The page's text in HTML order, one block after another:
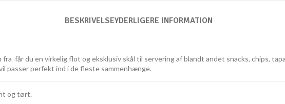
BESKRIVELSEYDERLIGERE INFORMATION
får du en virkelig flot og eksklusiv skål til servering af blandt andet snacks, chips,
passer perfekt ind i de fleste sammenhænge.
og tørt.